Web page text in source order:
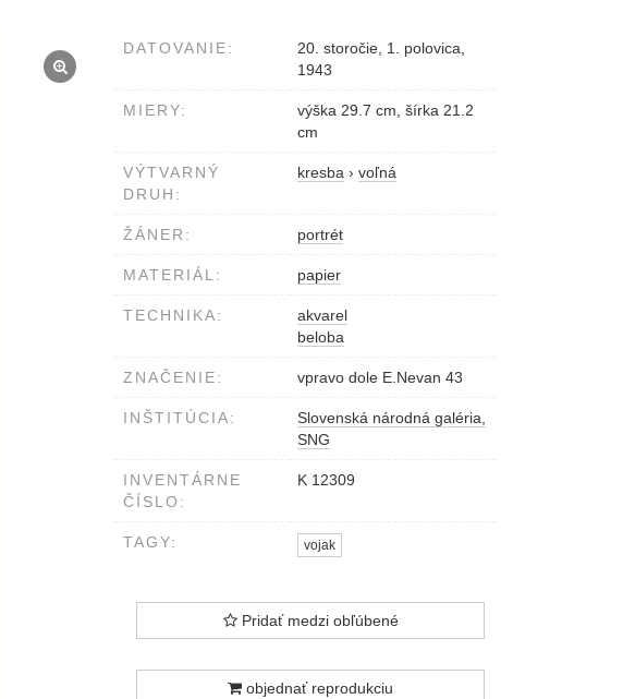
DATOVANIE:
20. storočie, 1. polovica,
1943
MIERY:
výška 29.7 cm, šírka 21.2
cm
VÝTVARNÝ
DRUH:
kresba › voľná
ŽÁNER: portrét
MATERIÁL: papier
TECHNIKA:
akvarel
beloba
ZNAČENIE: vpravo dole E.Nevan 43
INŠTITÚCIA:
Slovenská národná galéria,
SNG
INVENTÁRNE
ČÍSLO:
K 12309
TAGY: vojak
Pridať medzi obľúbené
objednať reprodukciu